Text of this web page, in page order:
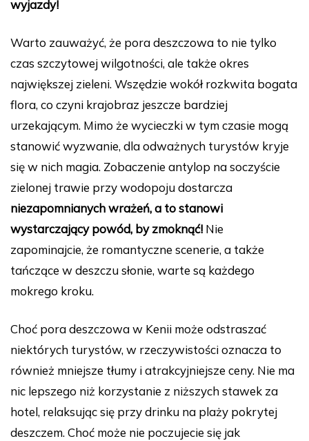
wyjazdy!
Warto zauważyć, że pora deszczowa to nie tylko
czas szczytowej wilgotności, ale także okres
największej zieleni. Wszędzie wokół rozkwita bogata
flora, co czyni krajobraz jeszcze bardziej
urzekającym. Mimo że wycieczki w tym czasie mogą
stanowić wyzwanie, dla odważnych turystów kryje
się w nich magia. Zobaczenie antylop na soczyście
zielonej trawie przy wodopoju dostarcza
niezapomnianych wrażeń, a to stanowi
wystarczający powód, by zmoknąć! Nie
zapominajcie, że romantyczne scenerie, a także
tańczące w deszczu słonie, warte są każdego
mokrego kroku.
Choć pora deszczowa w Kenii może odstraszać
niektórych turystów, w rzeczywistości oznacza to
również mniejsze tłumy i atrakcyjniejsze ceny. Nie ma
nic lepszego niż korzystanie z niższych stawek za
hotel, relaksując się przy drinku na plaży pokrytej
deszczem. Choć może nie poczujecie się jak